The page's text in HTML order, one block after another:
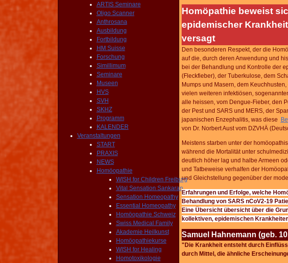
ARTIS Seminare
Oligo Scanner
Anthrosana
Ausbildung
Fortbildung
HM Suisse
Forschung
Simillimum
Seminare
Museen
HVS
SVH
SKHZ
Programm
KALENDER
Veranstaltungen
START
PRAXIS
NEWS
Homöopathie
WISH for Children Freiburg
Vital Sensation Sankaran
Sensation Homeopathy
Essential Homeopathy
Homöopathie Schweiz
Swiss Medical Family
Akademie Heilkunst
Homöopathiekurse
WISH for Healing
Homotoxikologie
Homöpathie beweist
epidemischer
versagt
Den besonderen Respekt, der die
auf die, durch deren Anwendung und
bei der Behandlung und Kontrolle der
(Fleckfieber), der Tuberkulose, dem
Mumps und Masern, dem
vielen weiteren infektiösen,
alle heissen, vom Dengue-Fieber, den
der Pest und SARS und MERS, der
japanischen Enzephalitis, was diese
von Dr. Norbert Aust vom DZVHÄ
Meistens starben unter der
während die Mortalität unter
deutlich höher lag und halbe Armeen
und Tatbeweise verhalfen der
und Gleichstellung gegenüber der
Erfahrungen und Erfolge, welche
Behandlung von SARS nCoV2-19
Eine Übersicht übersicht über die
kollektiven, epidemischen
Samuel Hahnemann (geb.
"DieKrankheit entsteht durch
durch Mittel, die ähnliche